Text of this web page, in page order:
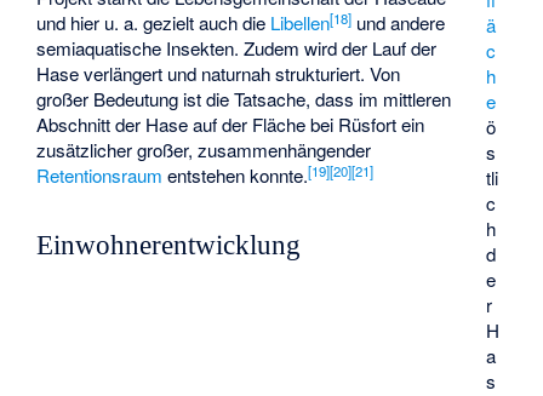
ä
c
h
e
ö
s
tli
c
h
d
e
r
H
a
s
und hier u. a. gezielt auch die Libellen[18] und andere
semiaquatische Insekten. Zudem wird der Lauf der
Hase verlängert und naturnah strukturiert. Von
großer Bedeutung ist die Tatsache, dass im mittleren
Abschnitt der Hase auf der Fläche bei Rüsfort ein
zusätzlicher großer, zusammenhängender
Retentionsraum entstehen konnte.[19][20][21]
Einwohnerentwicklung